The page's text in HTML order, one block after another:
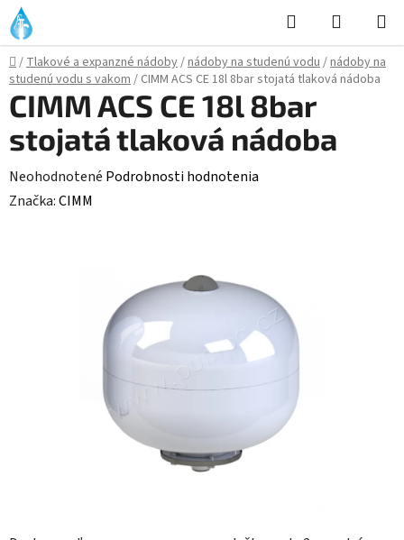
Prejsť
na
obsah
Hľadať
KOŠÍK
Domov
/Tlakové a expanzné nádoby/nádoby na studenú vodu/nádoby na
studenú vodu s vakom/ CIMM ACS CE 18l 8bar stojatá tlaková nádoba
CIMM ACS CE 18l 8bar
stojatá tlaková nádoba
Priemerné
hodnotenie
Neohodnotené Podrobnosti hodnotenia
Značka:CIMM